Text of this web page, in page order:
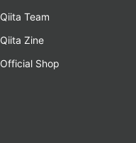
Qiita Team
Qiita Zine
Official Shop